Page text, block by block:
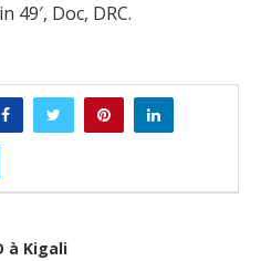
49′, Doc, DRC.
à Kigali